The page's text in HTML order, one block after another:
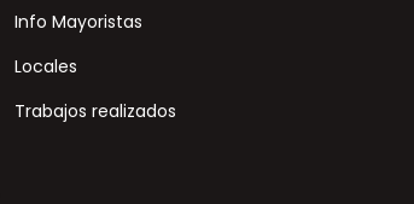
Info Mayoristas
Locales
Trabajos realizados